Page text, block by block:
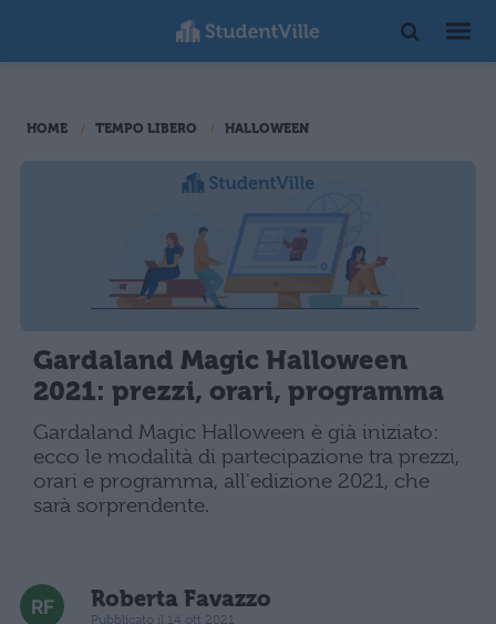
HOME TEMPO LIBERO HALLOWEEN
Gardaland Magic Halloween
2021: prezzi, orari, programma
Gardaland Magic Halloween è già iniziato:
ecco le modalità di partecipazione tra prezzi,
orari e programma, all'edizione 2021, che
sarà sorprendente.
Roberta Favazzo
Pubblicato il 14 ott 2021